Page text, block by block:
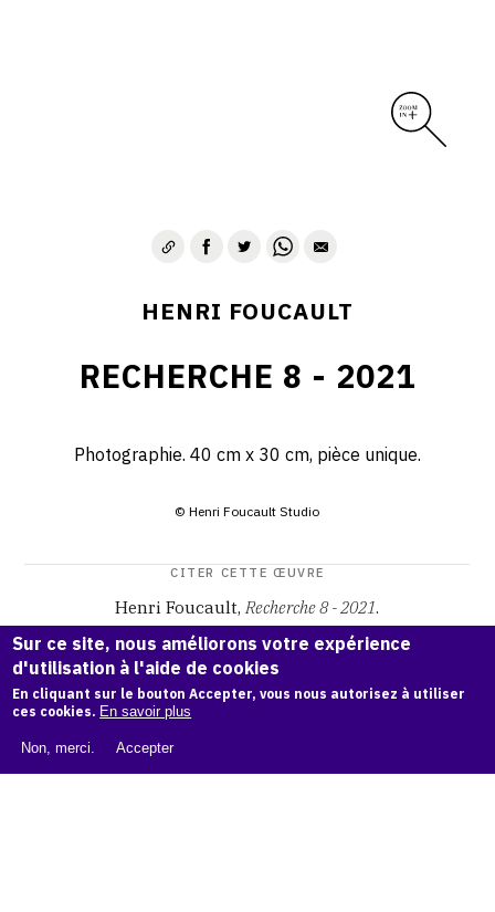
HENRI FOUCAULT
RECHERCHE 8 - 2021
Photographie. 40 cm x 30 cm, pièce unique.
© Henri Foucault Studio
CITER CETTE ŒUVRE
Henri Foucault, Recherche 8 - 2021.
Catalogue raisonné Henri Foucault
ark:38997/o16c
qx
COPIER LA CITATION
Demande d'information
Sur ce site, nous améliorons votre expérience
d'utilisation à l'aide de cookies
En cliquant sur le bouton Accepter, vous nous autorisez à utiliser
ces cookies. En savoir plus
Non, merci. Accepter